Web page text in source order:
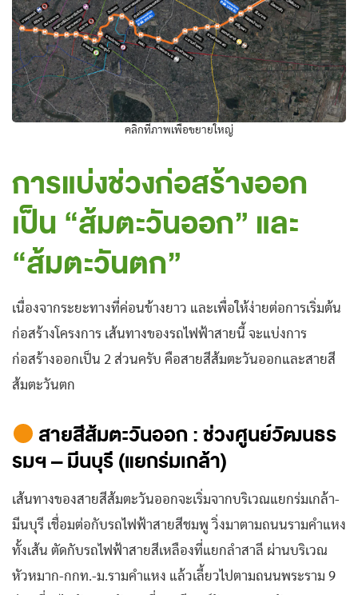
คลิกที่ภาพเพื่อขยายใหญ่
การแบ่งช่วงก่อสร้างออก
เป็น “ส้มตะวันออก” และ
“ส้มตะวันตก”
เนื่องจากระยะทางที่ค่อนข้างยาว และเพื่อให้ง่ายต่อการเริ่มต้น
ก่อสร้างโครงการ เส้นทางของรถไฟฟ้าสายนี้ จะแบ่งการ
ก่อสร้างออกเป็น 2 ส่วนครับ คือสายสีส้มตะวันออกและสายสี
ส้มตะวันตก
สายสีส้มตะวันออก : ช่วงศูนย์วัฒนธร
รมฯ – มีนบุรี (แยกร่มเกล้า)
เส้นทางของสายสีส้มตะวันออกจะเริ่มจากบริเวณแยกร่มเกล้า-
มีนบุรี เชื่อมต่อกับรถไฟฟ้าสายสีชมพู วิ่งมาตามถนนรามคำแหง
ทั้งเส้น ตัดกับรถไฟฟ้าสายสีเหลืองที่แยกลำสาลี ผ่านบริเวณ
หัวหมาก-กกท.-ม.รามคำแหง แล้วเลี้ยวไปตามถนนพระราม 9